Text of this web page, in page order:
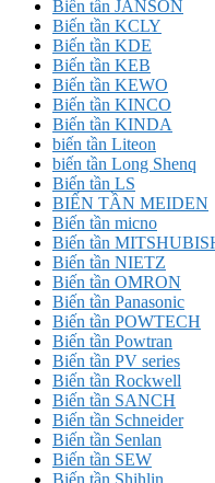
Biến tần JANSON
Biến tần KCLY
Biến tần KDE
Biến tần KEB
Biến tần KEWO
Biến tần KINCO
Biến tần KINDA
biến tần Liteon
biến tần Long Shenq
Biến tần LS
BIẾN TẦN MEIDEN
Biến tần micno
Biến tần
Biến tần NIETZ
Biến tần OMRON
Biến tần Panasonic
Biến tần POWTECH
Biến tần Powtran
Biến tần PV series
Biến tần Rockwell
Biến tần SANCH
Biến tần Schneider
Biến tần Senlan
Biến tần SEW
Biến tần Shihlin